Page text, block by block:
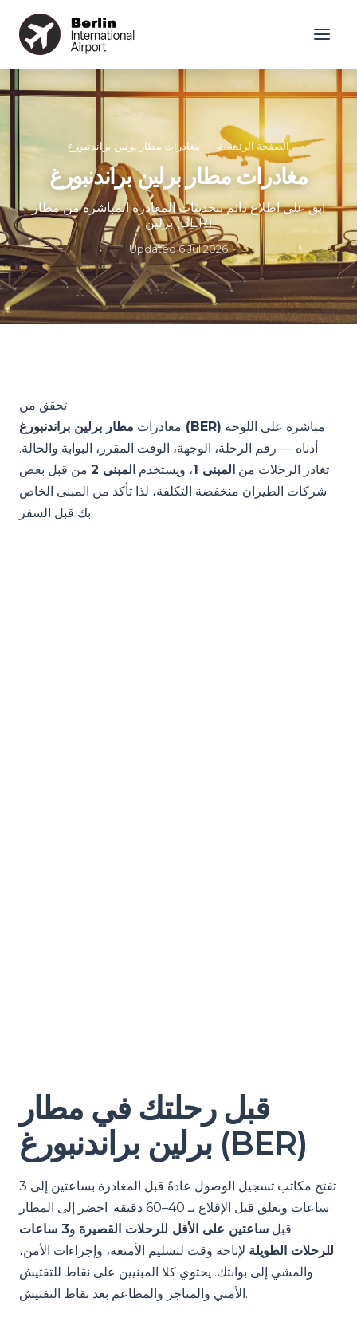
الصفحة الرئيسية » مغادرات مطار برلين براندنبورغ
مغادرات مطار برلين براندنبورغ
ابق على اطلاع دائم بتحديثات المغادرة المباشرة من مطار
برلين (BER)
Updated6 Jul 2026
تحقق من
مغادرات مطار برلين براندنبورغ (BER)
أدناه — رقم الرحلة، الوجهة، الوقت المقرر، البوابة والحالة.
تغادر الرحلات من المبنى 1 ، ويستخدم المبنى 2
من قبل بعض
شركات الطيران منخفضة التكلفة، لذا تأكد من المبنى الخاص
بك قبل السفر.
قبل رحلتك في مطار
برلين براندنبورغ (BER)
تفتح مكاتب تسجيل الوصول عادةً قبل المغادرة بساعتين إلى 3
ساعات وتغلق قبل الإقلاع بـ 40–60 دقيقة. احضر إلى المطار
قبل ساعتين على الأقل للرحلات القصيرة و
3 ساعات
للرحلات الطويلة لإتاحة وقت لتسليم الأمتعة، وإجراءات الأمن،
والمشي إلى بوابتك. يحتوي كلا المبنيين على نقاط للتفتيش
الأمني ​​والمتاجر والمطاعم بعد نقاط التفتيش.